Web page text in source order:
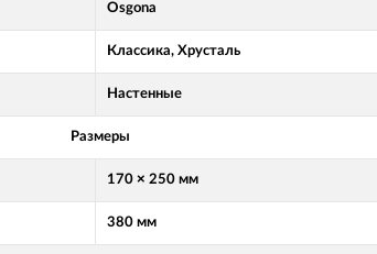
Osgona
Классика, Хрусталь
Настенные
Размеры
170 × 250 мм
380 мм